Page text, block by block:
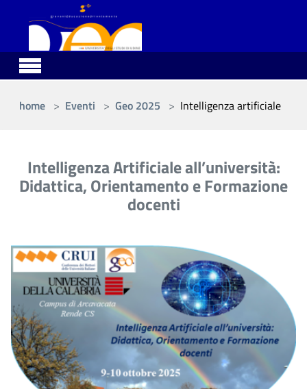
home
Eventi Geo 2025 Intelligenza artificiale
Intelligenza Artificiale all’università:
Didattica, Orientamento e Formazione
docenti